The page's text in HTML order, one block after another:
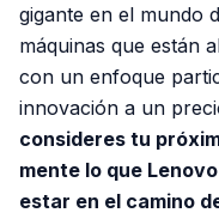
gigante en el mundo
máquinas que están
con un enfoque
innovación a un
consideres tu
mente lo que
estar en el camino